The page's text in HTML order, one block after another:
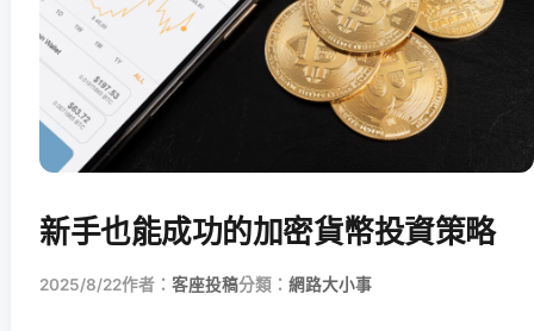
新手也能成功的加密貨幣投資策略
2025/8/22作者： 客座投稿分類： 網路大小事